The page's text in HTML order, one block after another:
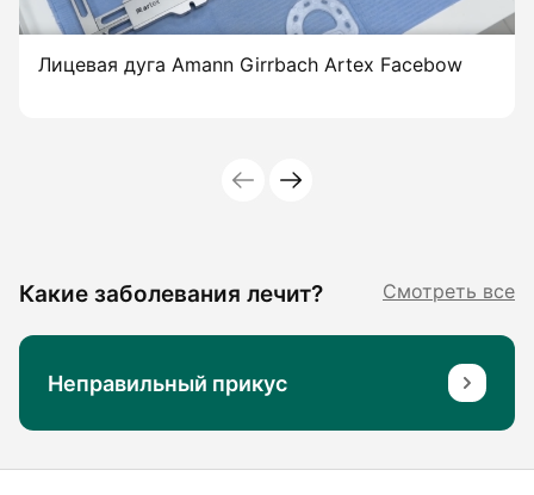
Лицевая дуга Amann Girrbach Artex Facebow
Какие заболевания лечит? Смотреть все
Неправильный прикус